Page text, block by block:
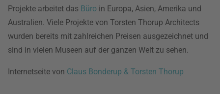
Projekte arbeitet das Büro in Europa, Asien, Amerika und
Australien. Viele Projekte von Torsten Thorup Architects
wurden bereits mit zahlreichen Preisen ausgezeichnet und
sind in vielen Museen auf der ganzen Welt zu sehen.
Internetseite von Claus Bonderup & Torsten Thorup